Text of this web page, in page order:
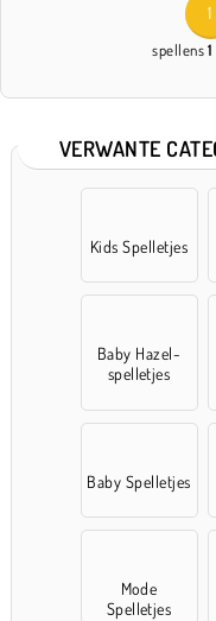
1
spellens
VERWANTE
Kids Spelletjes
Baby Hazel-
spelletjes
Baby Spelletjes
Mode
Spelletjes